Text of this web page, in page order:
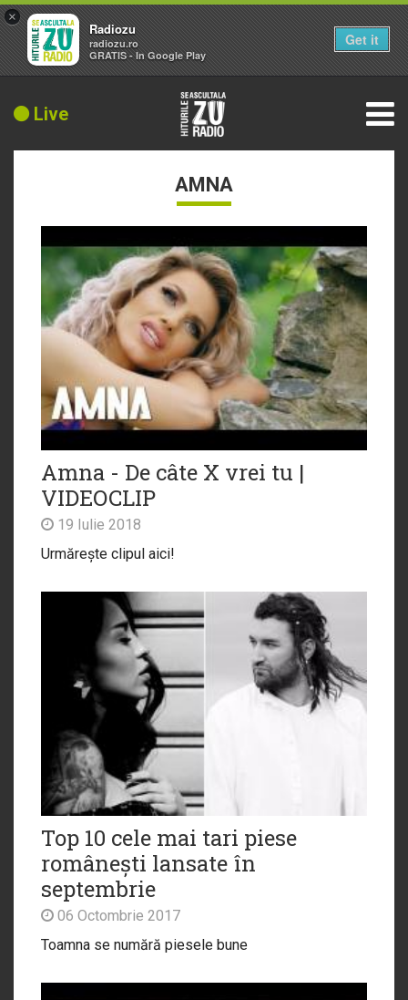
Live
AMNA
Amna - De câte X vrei tu |
VIDEOCLIP
19 Iulie 2018
Urmărește clipul aici!
Top 10 cele mai tari piese
românești lansate în
septembrie
06 Octombrie 2017
Toamna se numără piesele bune
×
Radiozu
radiozu.ro
GRATIS - In Google Play
Get it